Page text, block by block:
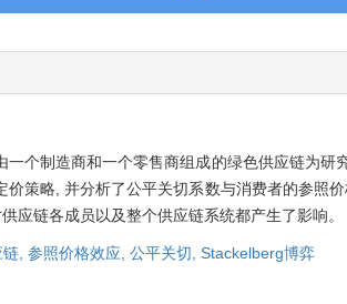
一个制造商和一个零售商组成的绿色供应链为
价策略, 并分析了公平关切系数与消费者的参照
应链各成员以及整个供应链系统都产生了影响。
, 参照价格效应, 公平关切, Stackelberg博弈